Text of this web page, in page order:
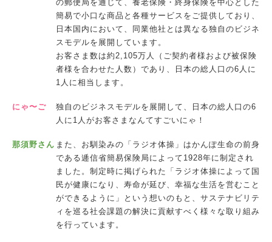
の郵便局を通じて、養老保険・終身保険を中心とした
簡易で小口な商品と各種サービスをご提供しており、
日本国内において、同業他社とは異なる独自のビジネ
スモデルを展開しています。
お客さま数は約2,105万人（ご契約者様および被保険
者様を合わせた人数）であり、日本の総人口の6人に
1人に相当します。
にゃ〜ご
独自のビジネスモデルを展開して、日本の総人口の6
人に1人がお客さまなんてすごいにゃ！
那須野さん また、お馴染みの「ラジオ体操」はかんぽ生命の前身
である逓信省簡易保険局によって1928年に制定され
ました。制定時に掲げられた「ラジオ体操によって国
民が健康になり、寿命が延び、幸福な生活を営むこと
ができるように」という想いのもと、サステナビリテ
ィを巡る社会課題の解決に貢献すべく様々な取り組み
を行っています。